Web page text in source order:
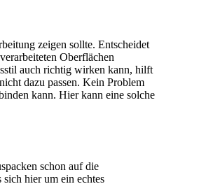
zeigen sollte. Entscheidet
Oberflächen
auch richtig wirken kann, hilft
dazu passen. Kein Problem
kann. Hier kann eine solche
schon auf die
hier um ein echtes